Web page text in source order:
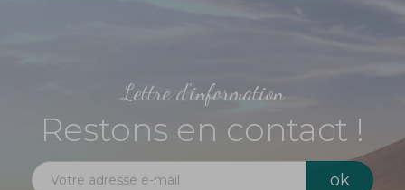
Lettre d'information
Restons en contact !